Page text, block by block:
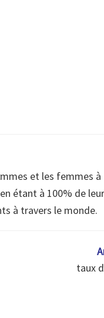
et les femmes
étant à 100% de
à travers le monde.
taux